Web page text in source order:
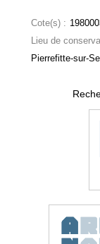
Cote(s) :
Lieu de
Pierrefitte-sur-